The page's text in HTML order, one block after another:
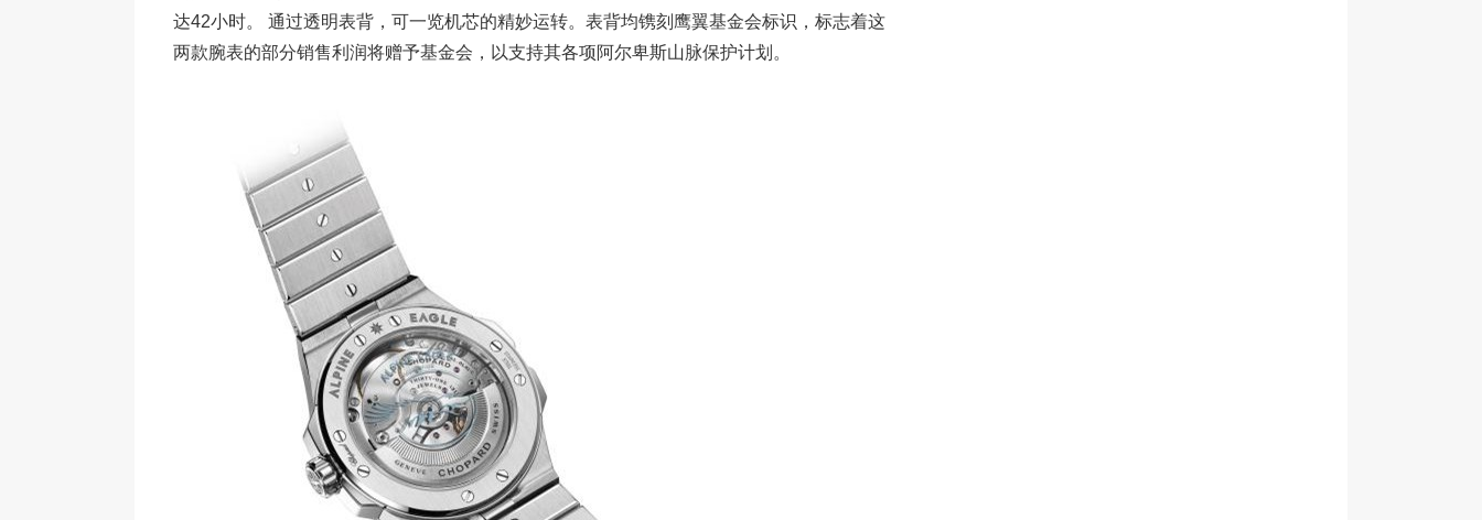
达42小时。 通过透明表背，可一览机芯的精妙运转。表背均镌刻鹰翼基金会标识，标志着这
两款腕表的部分销售利润将赠予基金会，以支持其各项阿尔卑斯山脉保护计划。